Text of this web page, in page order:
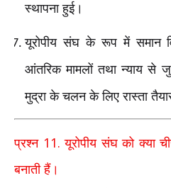
स्थापना हुई।
यूरोपीय संघ के रूप में समान
आंतरिक मामलों तथा न्याय से
मुद्रा के चलन के लिए रास्ता
प्रश्न 11.यूरोपीय संघ को क्या
बनाती हैं।